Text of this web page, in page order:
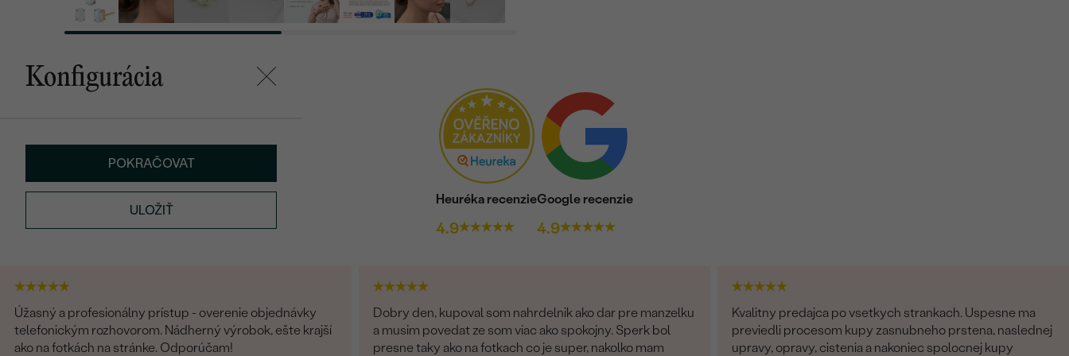
TVAR:
PÔVOD:
Konfigurácia
POKRAČOVAT
ULOŽIŤ
Heuréka recenzie
4.9
Google recenzie
4.9
Úžasný a profesionálny prístup - overenie objednávky
telefonickým rozhovorom. Nádherný výrobok, ešte krajší
ako na fotkách na stránke. Odporúčam!
Dobry den, kupoval som nahrdelnik ako dar pre manzelku
a musim povedat ze som viac ako spokojny. Sperk bol
presne taky ako na fotkach co je super, nakolko mam
Kvalitny predajca po vsetkych strankach. Uspesne ma
previedli procesom kupy zasnubneho prstena, naslednej
upravy, opravy, cistenia a nakoniec spolocnej kupy